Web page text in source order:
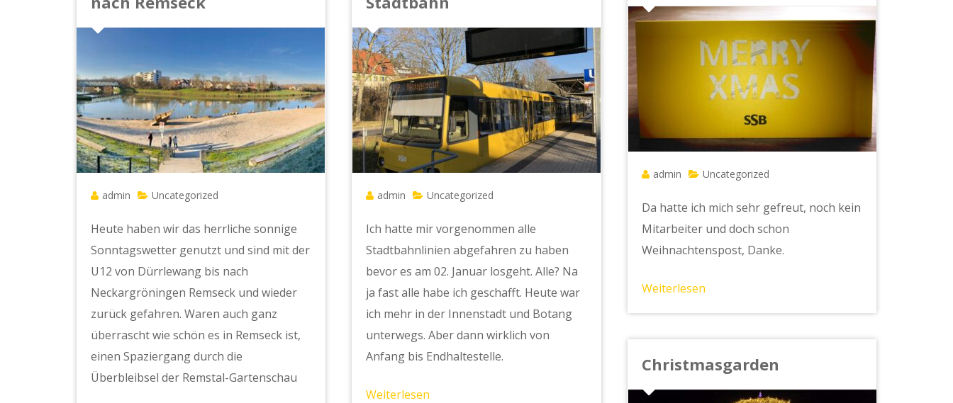
admin Uncategorized
Heute haben wir das herrliche sonnige
Sonntagswetter genutzt und sind mit der
U12 von Dürrlewang bis nach
Neckargröningen Remseck und wieder
zurück gefahren. Waren auch ganz
überrascht wie schön es in Remseck ist,
einen Spaziergang durch die
Überbleibsel der Remstal-Gartenschau
admin Uncategorized
Ich hatte mir vorgenommen alle
Stadtbahnlinien abgefahren zu haben
bevor es am 02. Januar losgeht. Alle? Na
ja fast alle habe ich geschafft. Heute war
ich mehr in der Innenstadt und Botang
unterwegs. Aber dann wirklich von
Anfang bis Endhaltestelle.
Weiterlesen
admin Uncategorized
Da hatte ich mich sehr gefreut, noch kein
Mitarbeiter und doch schon
Weihnachtenspost, Danke.
Weiterlesen
Christmasgarden